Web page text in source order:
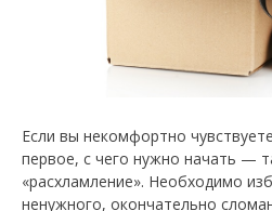
Если вы некомфортно
первое, с чего нужно начать —
«расхламление». Необходимо
ненужного, окончательно